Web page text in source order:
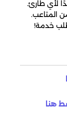
لأي طارئ.
المتاعب.
خدمة!
هنا